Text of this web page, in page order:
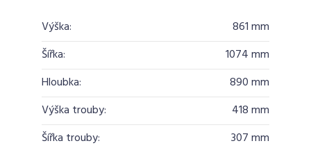
Výška:
861 mm
Šířka:
1074 mm
Hloubka:
890 mm
Výška trouby:
418 mm
Šířka trouby:
307 mm